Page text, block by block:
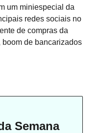
um miniespecial da
redes sociais no
de compras da
de bancarizados
Semana